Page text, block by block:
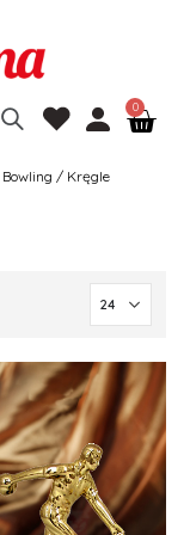
Bowling / Kręgle